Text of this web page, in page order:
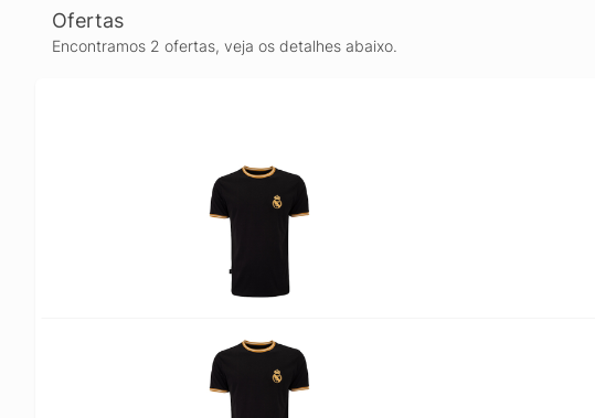
Ofertas
Encontramos 2 ofertas, veja os detalhes abaixo.